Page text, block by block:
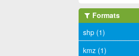
Formats
shp (1)
kmz (1)